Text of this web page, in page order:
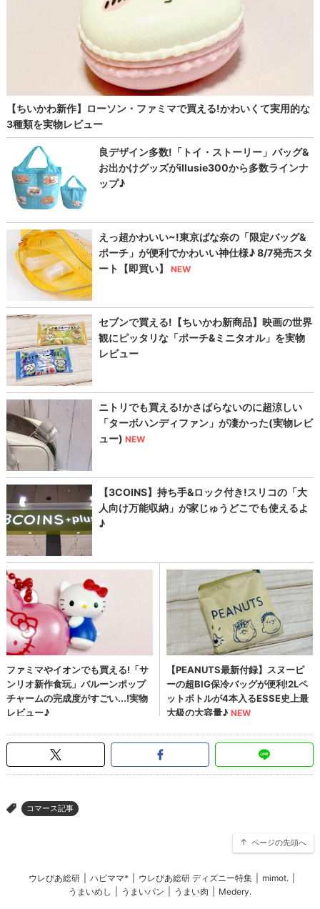
> コマース記事
ページの先頭へ
ウレぴあ総研 ハピママ* ウレぴあ総研 ディズニー特集 mimot.
うまいめし
うまいパン うまい肉 Medery.